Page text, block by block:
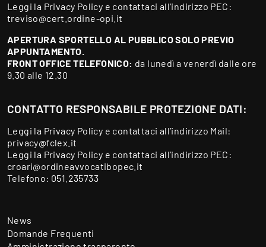
Leggi la Privacy Policy e contattaci all'indirizzo PEC:
treviso@cert.ordine-opi.it
APERTURA SPORTELLO AL PUBBLICO SOLO PREVIO
APPUNTAMENTO.
FRONT OFFICE TELEFONICO: da lunedì a venerdì dalle ore
9.30 alle 12.30
CONTATTO RESPONSABILE PROTEZIONE DATI:
Leggi la Privacy Policy e contattaci all’indirizzo Mail:
privacy@fclex.it
Leggi la Privacy Policy e contattaci all’indirizzo PEC:
croari@ordineavvocatibopec.it
Telefono: 051.235733
News
Domande Frequenti